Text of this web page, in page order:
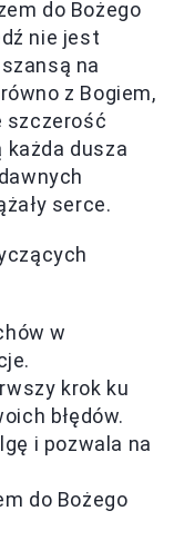
do Bożego
nie jest
na
z Bogiem,
szczerość
każda dusza
serce.
w
krok ku
błędów.
i pozwala na
do Bożego